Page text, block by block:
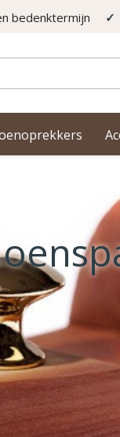
bedenktermijn